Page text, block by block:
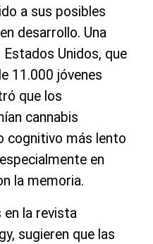
a sus posibles
desarrollo. Una
Unidos, que
11.000 jóvenes
que los
cannabis
cognitivo más lento
en
la memoria.
en la revista
sugieren que las